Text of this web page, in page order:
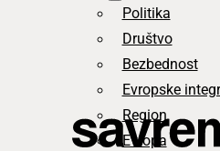
Politika
Društvo
Bezbednost
Evropske
Region
Evropa